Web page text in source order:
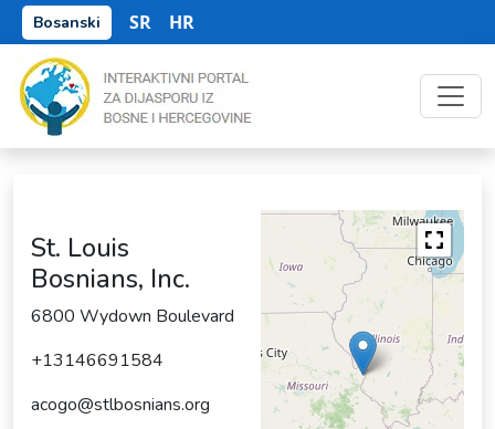
Bosanski SR HR
St. Louis
Bosnians, Inc.
6800 Wydown Boulevard
+13146691584
acogo@stlbosnians.org